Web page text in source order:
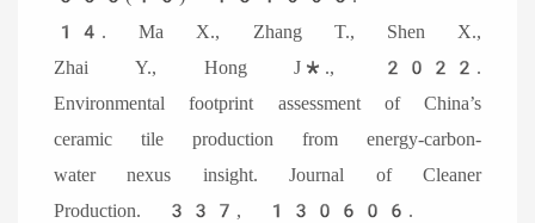
14. Ma X., Zhang T., Shen X.,
Zhai Y., Hong J*., 2022.
Environmental footprint assessment of China’s
ceramic tile production from energy-carbon-
water nexus insight. Journal of Cleaner
Production. 337, 130606.